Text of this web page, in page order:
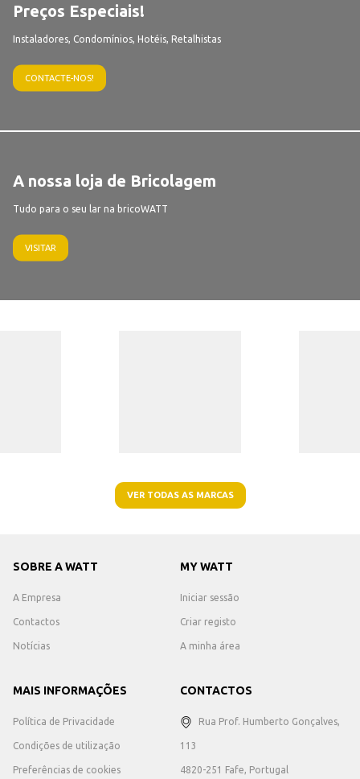
Preços Especiais!
Instaladores, Condomínios, Hotéis, Retalhistas
CONTACTE-NOS!
A nossa loja de Bricolagem
Tudo para o seu lar na bricoWATT
VISITAR
VER TODAS AS MARCAS
SOBRE A WATT
A Empresa
Contactos
Notícias
MY WATT
Iniciar sessão
Criar registo
A minha área
MAIS INFORMAÇÕES
Política de Privacidade
Condições de utilização
Preferências de cookies
CONTACTOS
Rua Prof. Humberto Gonçalves,
113
4820-251 Fafe, Portugal